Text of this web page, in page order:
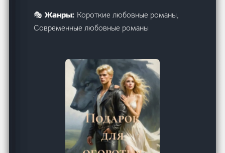
🎭 Жанры: Короткие любовные романы,
Современные любовные романы